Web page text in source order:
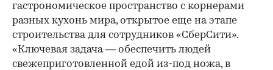
гастрономическое пространство с корнерами
разных кухонь мира, открытое еще на этапе
строительства для сотрудников «СберСити».
«Ключевая задача — обеспечить людей
свежеприготовленной едой из-под ножа, в